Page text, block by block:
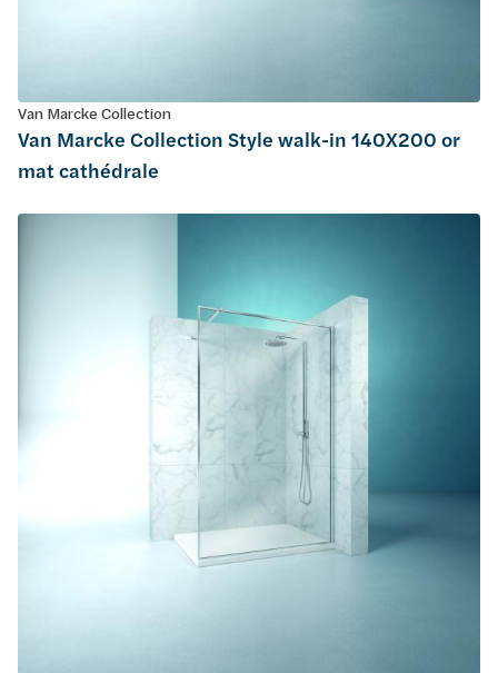
Van Marcke Collection
Van Marcke Collection Style walk-in 140X200 or
mat cathédrale